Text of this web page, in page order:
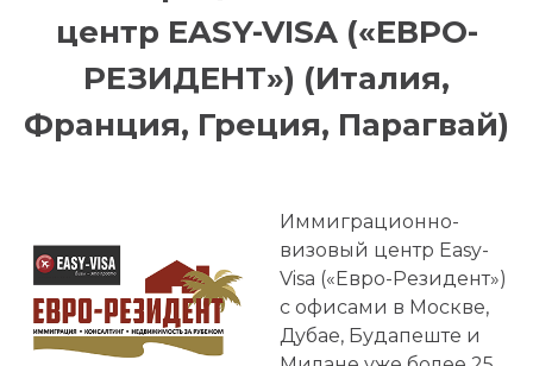
центр EASY-VISA («ЕВРО-
РЕЗИДЕНТ») (Италия,
Франция, Греция, Парагвай)
Иммиграционно-
визовый центр Easy-
Visa («Евро-Резидент»)
с офисами в Москве,
Дубае, Будапеште и